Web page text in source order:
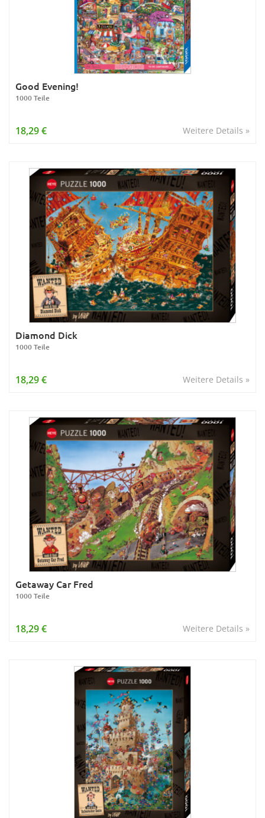
Good Evening!
1000 Teile
Weitere Details »
18,29 €
Diamond Dick
1000 Teile
Weitere Details »
18,29 €
Getaway Car Fred
1000 Teile
Weitere Details »
18,29 €